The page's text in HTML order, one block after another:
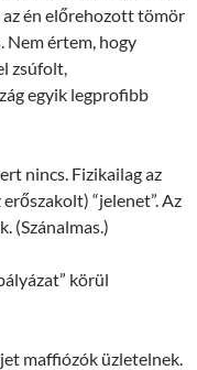
az én előrehozott tömör
Nem értem, hogy
zsúfolt,
egyik legprofibb
nincs. Fizikailag az
“jelenet”. Az
(Szánalmas.)
körül
maffiózók üzletelnek.